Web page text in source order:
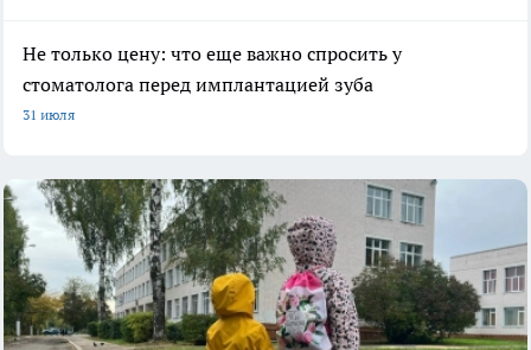
Не только цену: что еще важно спросить у
стоматолога перед имплантацией зуба
31 июля